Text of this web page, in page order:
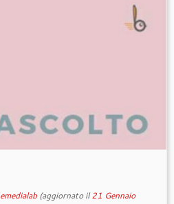
emedialab(aggiornato il21 Gennaio